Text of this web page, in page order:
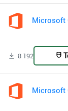
Microsoft
8 192
Microsoft